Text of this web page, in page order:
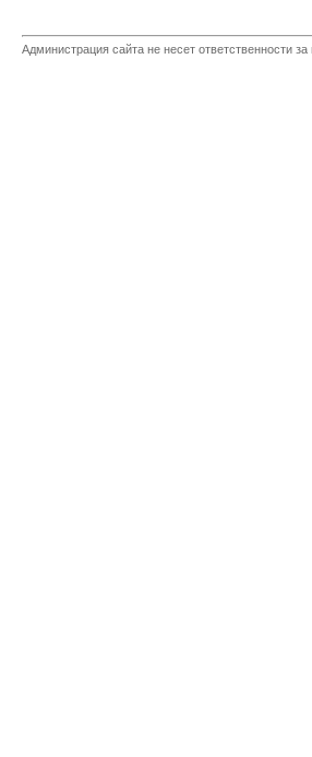
Администрация сайта не несет ответственности